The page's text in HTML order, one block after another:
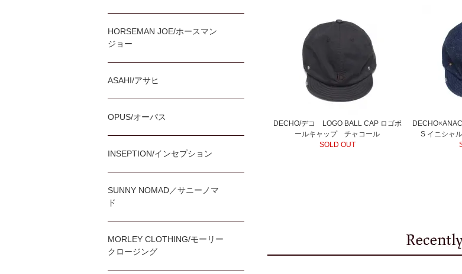
DECHO/デコ LOGO BALL CAP ロゴボ
ールキャップ チャコール
SOLD OUT
S イニシャ
HORSEMAN JOE/ホースマン
ジョー
ASAHI/アサヒ
OPUS/オーパス
INSEPTION/インセプション
SUNNY NOMAD／サニーノマ
ド
MORLEY CLOTHING/モーリー
クロージング